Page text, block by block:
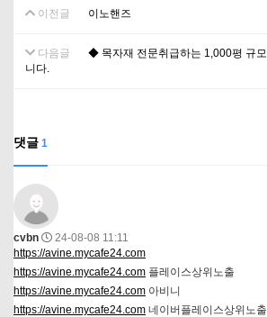
이전글 이노핸즈
다음글
◆ 목자재 전문취급하는 1,000평 규
니다.
댓글 1
cvbn
24-08-08 11:11
https://avine.mycafe24.com
https://avine.mycafe24.com 플레이스상위노출
https://avine.mycafe24.com 아비니
https://avine.mycafe24.com 네이버플레이스상위노출